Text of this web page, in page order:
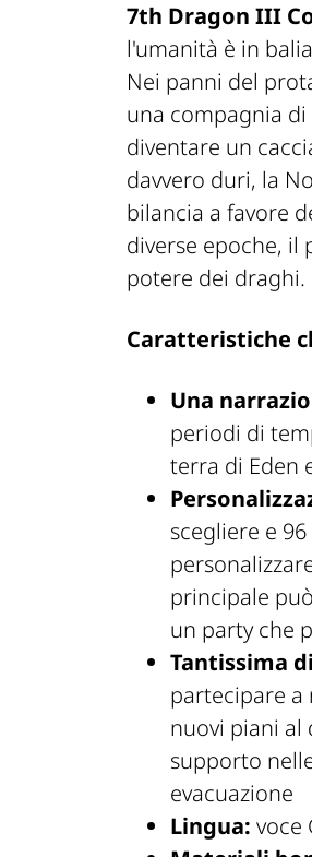
7th Dragon III
l'umanità è in
Nei panni del
una compagnia
diventare un
davvero duri, la
bilancia a favore
diverse epoche, il
potere dei draghi.
Caratteristiche
Una
periodi di
terra di Eden
scegliere e
principale
un party che
Tantissima
partecipare a
nuovi piani al
supporto
evacuazione
Lingua: voce